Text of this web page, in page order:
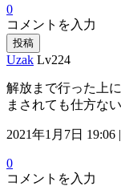
0
コメントを入力
投稿
Uzak Lv224
解放まで行った上
まされても仕方な
2021年1月7日 19:06 |
0
コメントを入力